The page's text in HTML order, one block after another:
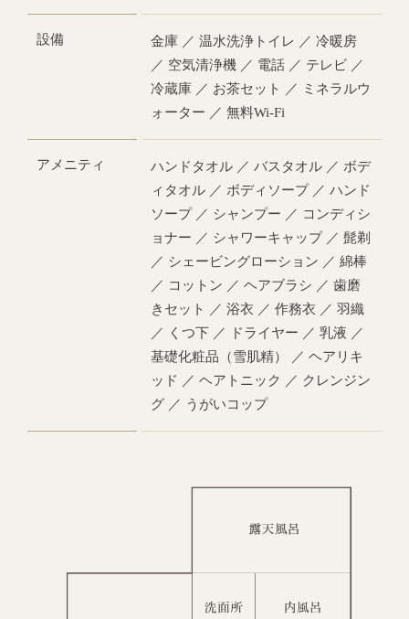
設備
金庫 ／ 温水洗浄トイレ ／ 冷暖房
／ 空気清浄機 ／ 電話 ／ テレビ ／
冷蔵庫 ／ お茶セット ／ ミネラルウ
ォーター ／ 無料Wi-Fi
アメニティ
ハンドタオル ／ バスタオル ／ ボデ
ィタオル ／ ボディソープ ／ ハンド
ソープ ／ シャンプー ／ コンディシ
ョナー ／ シャワーキャップ ／ 髭剃
／ シェービングローション ／ 綿棒
／ コットン ／ ヘアブラシ ／ 歯磨
きセット ／ 浴衣 ／ 作務衣 ／ 羽織
／ くつ下 ／ ドライヤー ／ 乳液 ／
基礎化粧品（雪肌精） ／ ヘアリキ
ッド ／ ヘアトニック ／ クレンジン
グ ／ うがいコップ